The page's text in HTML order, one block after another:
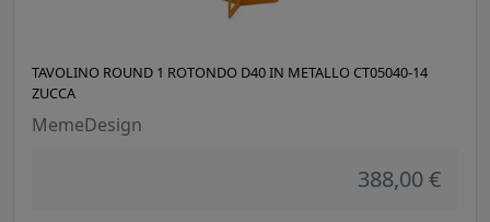
TAVOLINO ROUND 1 ROTONDO D40 IN METALLO CT05040-14
ZUCCA
MemeDesign
388,00 €